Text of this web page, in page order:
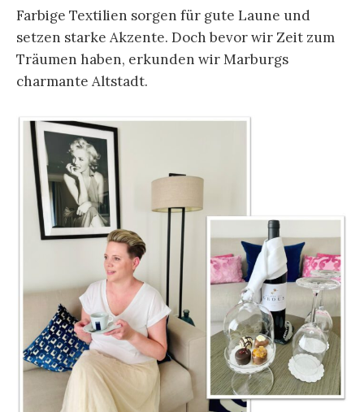
Farbige Textilien sorgen für gute Laune und
setzen starke Akzente. Doch bevor wir Zeit zum
Träumen haben, erkunden wir Marburgs
charmante Altstadt.